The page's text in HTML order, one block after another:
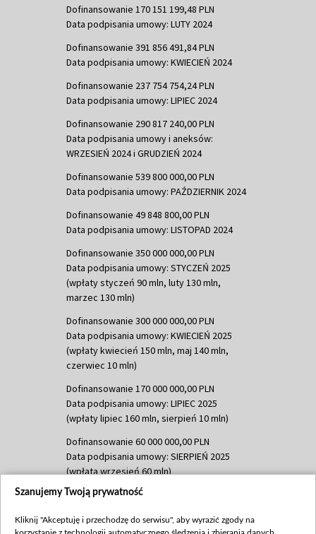
Dofinansowanie 170 151 199,48 PLN
Data podpisania umowy: LUTY 2024
Dofinansowanie 391 856 491,84 PLN
Data podpisania umowy: KWIECIEŃ 2024
Dofinansowanie 237 754 754,24 PLN
Data podpisania umowy: LIPIEC 2024
Dofinansowanie 290 817 240,00 PLN
Data podpisania umowy i aneksów:
WRZESIEŃ 2024 i GRUDZIEŃ 2024
Dofinansowanie 539 800 000,00 PLN
Data podpisania umowy: PAŹDZIERNIK 2024
Dofinansowanie 49 848 800,00 PLN
Data podpisania umowy: LISTOPAD 2024
Dofinansowanie 350 000 000,00 PLN
Data podpisania umowy: STYCZEŃ 2025
(wpłaty styczeń 90 mln, luty 130 mln,
marzec 130 mln)
Dofinansowanie 300 000 000,00 PLN
Data podpisania umowy: KWIECIEŃ 2025
(wpłaty kwiecień 150 mln, maj 140 mln,
czerwiec 10 mln)
Dofinansowanie 170 000 000,00 PLN
Data podpisania umowy: LIPIEC 2025
(wpłaty lipiec 160 mln, sierpień 10 mln)
Dofinansowanie 60 000 000,00 PLN
Data podpisania umowy: SIERPIEŃ 2025
(wpłata wrzesień 60 mln)
Dofinansowanie 635 783 051,21 PLN
(wpłata wrzesień 100 mln, październik 350
Szanujemy Twoją prywatność
Kliknij "Akceptuję i przechodzę do serwisu", aby wyrazić zgody na